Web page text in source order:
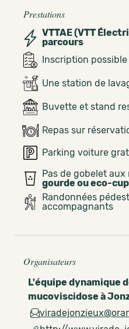
Prestations
VTTAE (VTT
parcours
Inscription
Une station de
Buvette et stand
Repas sur
Parking voiture
Pas de gobelet
gourde ou eco-cup
Randonnées
accompagnants
Organisateurs
L'équipe dynamique
mucoviscidose à